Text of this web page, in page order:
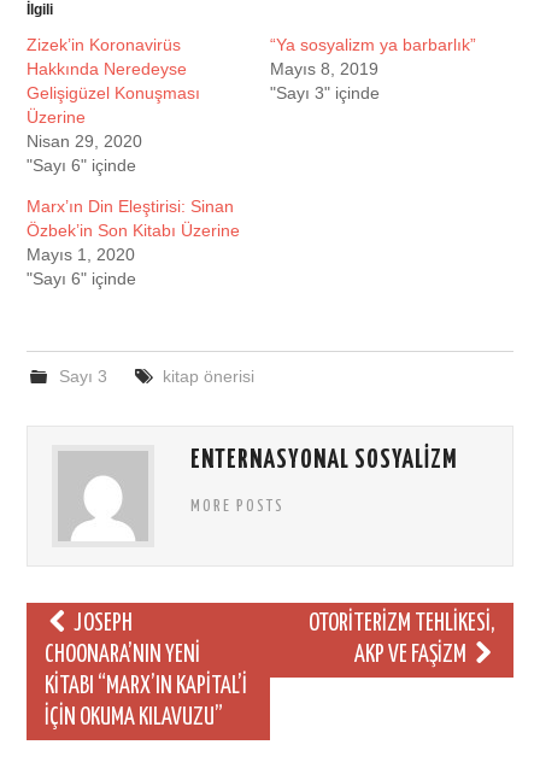
İlgili
Zizek’in Koronavirüs
Hakkında Neredeyse
Gelişigüzel Konuşması
Üzerine
Nisan 29, 2020
"Sayı 6" içinde
“Ya sosyalizm ya barbarlık”
Mayıs 8, 2019
"Sayı 3" içinde
Marx’ın Din Eleştirisi: Sinan
Özbek’in Son Kitabı Üzerine
Mayıs 1, 2020
"Sayı 6" içinde
Sayı 3 kitap önerisi
ENTERNASYONAL SOSYALIZM
MORE POSTS
Post
navigation
JOSEPH
CHOONARA’NIN YENI
KITABI “MARX’IN KAPITAL’I
İÇIN OKUMA KILAVUZU”
OTORITERIZM TEHLIKESI,
AKP VE FAŞIZM